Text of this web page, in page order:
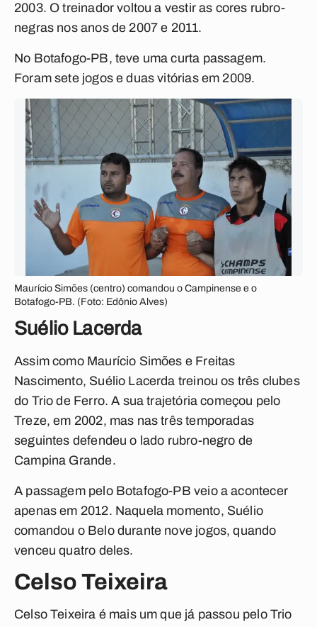
2003. O treinador voltou a vestir as cores rubro-
negras nos anos de 2007 e 2011.
No Botafogo-PB, teve uma curta passagem.
Foram sete jogos e duas vitórias em 2009.
Maurício Simões (centro) comandou o Campinense e o
Botafogo-PB. (Foto: Edônio Alves)
Suélio Lacerda
Assim como Maurício Simões e Freitas
Nascimento, Suélio Lacerda treinou os três clubes
do Trio de Ferro. A sua trajetória começou pelo
Treze, em 2002, mas nas três temporadas
seguintes defendeu o lado rubro-negro de
Campina Grande.
A passagem pelo Botafogo-PB veio a acontecer
apenas em 2012. Naquela momento, Suélio
comandou o Belo durante nove jogos, quando
venceu quatro deles.
Celso Teixeira
Celso Teixeira é mais um que já passou pelo Trio